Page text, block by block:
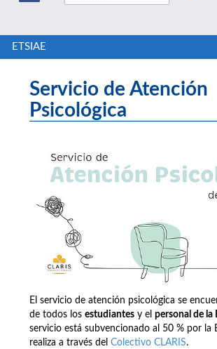
ETSIAE
Servicio de Atención
Psicológica
El servicio de atención psicológica se
de todos los estudiantes y el personal de la
servicio está subvencionado al 50 % por la
realiza a través del Colectivo CLARIS.